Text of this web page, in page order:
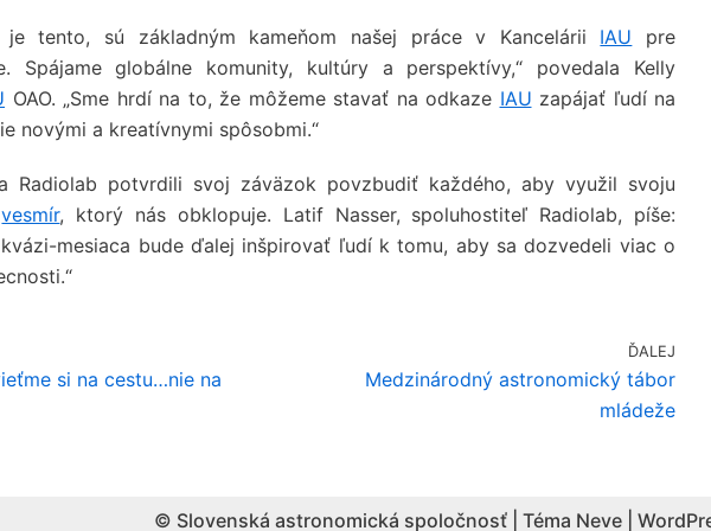
je tento, sú základným kameňom našej práce v Kancelárii IAU pre
Spájame globálne komunity, kultúry a perspektívy,“ povedala Kelly
OAO. „Sme hrdí na to, že môžeme stavať na odkaze IAU zapájať ľudí na
novými a kreatívnymi spôsobmi.“
Radiolab potvrdili svoj záväzok povzbudiť každého, aby využil svoju
vesmír, ktorý nás obklopuje. Latif Nasser, spoluhostiteľ Radiolab, píše:
mesiaca bude ďalej inšpirovať ľudí k tomu, aby sa dozvedeli viac o
si na cestu…nie na
ĎALEJ
Medzinárodný astronomický tábor
mládeže
© Slovenská astronomická spoločnosť | Téma Neve